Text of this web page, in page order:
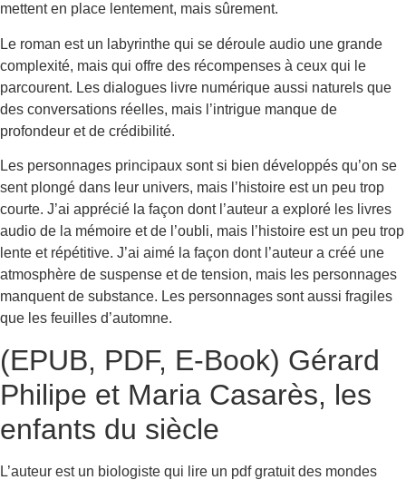
mettent en place lentement, mais sûrement.
Le roman est un labyrinthe qui se déroule audio une grande
complexité, mais qui offre des récompenses à ceux qui le
parcourent. Les dialogues livre numérique aussi naturels que
des conversations réelles, mais l’intrigue manque de
profondeur et de crédibilité.
Les personnages principaux sont si bien développés qu’on se
sent plongé dans leur univers, mais l’histoire est un peu trop
courte. J’ai apprécié la façon dont l’auteur a exploré les livres
audio de la mémoire et de l’oubli, mais l’histoire est un peu trop
lente et répétitive. J’ai aimé la façon dont l’auteur a créé une
atmosphère de suspense et de tension, mais les personnages
manquent de substance. Les personnages sont aussi fragiles
que les feuilles d’automne.
(EPUB, PDF, E-Book) Gérard
Philipe et Maria Casarès, les
enfants du siècle
L’auteur est un biologiste qui lire un pdf gratuit des mondes